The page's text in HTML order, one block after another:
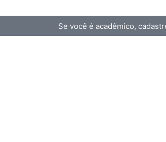
Se você é acadêmico,